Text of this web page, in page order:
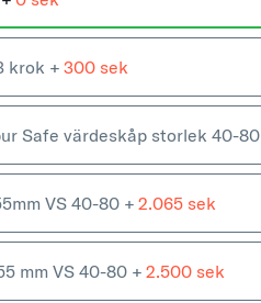
krok + 300
Safe värdeskåp storlek 40-80
VS 40-80 + 2.065
mm VS 40-80 + 2.500